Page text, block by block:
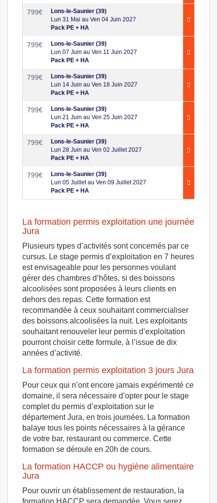
799€
Lons-le-Saunier (39)
Lun 31 Mai au Ven 04 Juin 2027
Pack PE + HA
799€
Lons-le-Saunier (39)
Lun 07 Juin au Ven 11 Juin 2027
Pack PE + HA
799€
Lons-le-Saunier (39)
Lun 14 Juin au Ven 18 Juin 2027
Pack PE + HA
799€
Lons-le-Saunier (39)
Lun 21 Juin au Ven 25 Juin 2027
Pack PE + HA
799€
Lons-le-Saunier (39)
Lun 28 Juin au Ven 02 Juillet 2027
Pack PE + HA
799€
Lons-le-Saunier (39)
Lun 05 Juillet au Ven 09 Juillet 2027
Pack PE + HA
La formation permis exploitation une journée
Jura
Plusieurs types d’activités sont concernés par ce
cursus. Le stage permis d’exploitation en 7 heures
est envisageable pour les personnes voulant
gérer des chambres d’hôtes, si des boissons
alcoolisées sont proposées à leurs clients en
dehors des repas. Cette formation est
recommandée à ceux souhaitant commercialiser
des boissons alcoolisées la nuit. Les exploitants
souhaitant renouveler leur permis d’exploitation
pourront choisir cette formule, à l’issue de dix
années d’activité.
La formation permis exploitation 3 jours Jura
Pour ceux qui n’ont encore jamais expérimenté ce
domaine, il sera nécessaire d’opter pour le stage
complet du permis d’exploitation sur le
département Jura, en trois journées. La formation
balaye tous les points nécessaires à la gérance
de votre bar, restaurant ou commerce. Cette
formation se déroule en 20h de cours.
La formation HACCP ou hygiène alimentaire
Jura
Pour ouvrir un établissement de restauration, la